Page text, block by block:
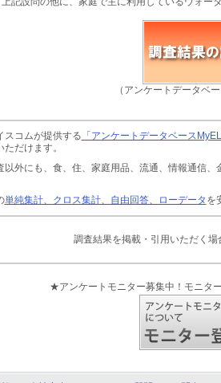
（アンケートデータベ
スコムが提供する 「アンケートデータベース
だけます。
以外にも、食、住、家庭用品、流通、情報通信、
単純集計、クロス集計、自由回答、ローデータ を
調査結果を掲載・引用いただく場
★アンケートモニター募集中！モニタ